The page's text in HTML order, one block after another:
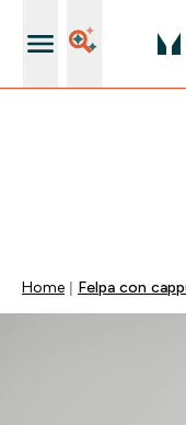
Home Felpa con